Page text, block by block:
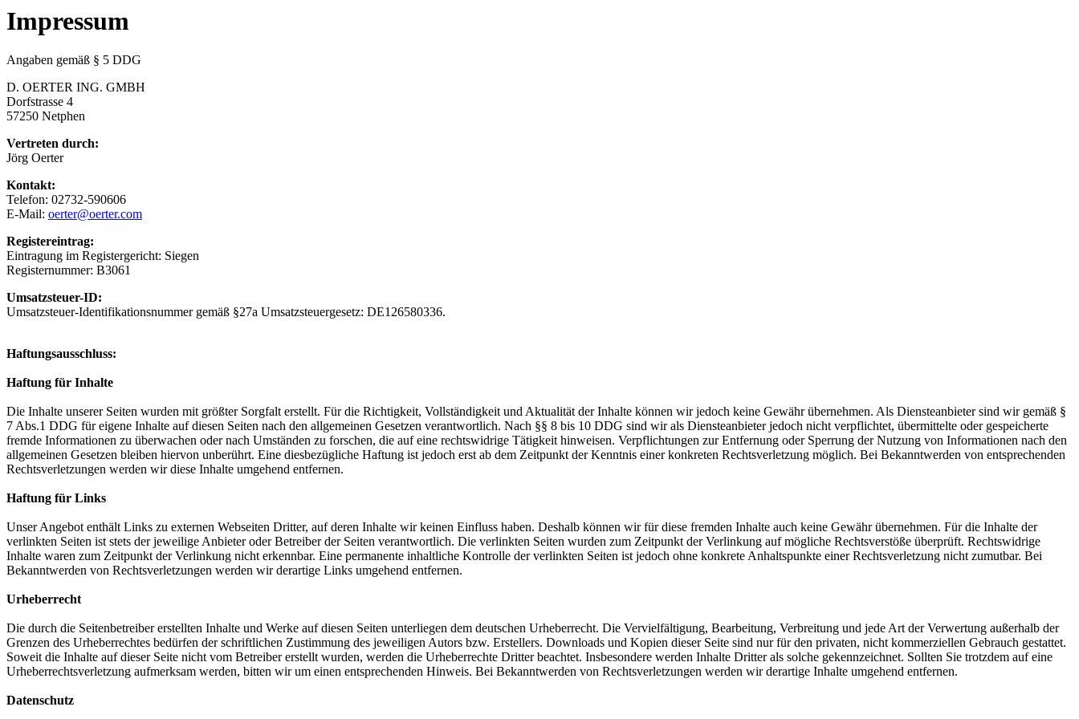
Impressum
Angaben gemäß § 5 DDG
D. OERTER ING. GMBH
Dorfstrasse 4
57250 Netphen
Vertreten durch:
Jörg Oerter
Kontakt:
Telefon: 02732-590606
E-Mail: oerter@oerter.com
Registereintrag:
Eintragung im Registergericht: Siegen
Registernummer: B3061
Umsatzsteuer-ID:
Umsatzsteuer-Identifikationsnummer gemäß §27a Umsatzsteuergesetz: DE126580336.
Haftungsausschluss:
Haftung für Inhalte
Die Inhalte unserer Seiten wurden mit größter Sorgfalt erstellt. Für die Richtigkeit, Vollständigkeit und Aktualität der Inhalte können wir jedoch keine Gewähr übernehmen. Als Diensteanbieter sind wir gemäß §
7 Abs.1 DDG für eigene Inhalte auf diesen Seiten nach den allgemeinen Gesetzen verantwortlich. Nach §§ 8 bis 10 DDG sind wir als Diensteanbieter jedoch nicht verpflichtet, übermittelte oder gespeicherte
fremde Informationen zu überwachen oder nach Umständen zu forschen, die auf eine rechtswidrige Tätigkeit hinweisen. Verpflichtungen zur Entfernung oder Sperrung der Nutzung von Informationen nach den
allgemeinen Gesetzen bleiben hiervon unberührt. Eine diesbezügliche Haftung ist jedoch erst ab dem Zeitpunkt der Kenntnis einer konkreten Rechtsverletzung möglich. Bei Bekanntwerden von entsprechenden
Rechtsverletzungen werden wir diese Inhalte umgehend entfernen.
Haftung für Links
Unser Angebot enthält Links zu externen Webseiten Dritter, auf deren Inhalte wir keinen Einfluss haben. Deshalb können wir für diese fremden Inhalte auch keine Gewähr übernehmen. Für die Inhalte der
verlinkten Seiten ist stets der jeweilige Anbieter oder Betreiber der Seiten verantwortlich. Die verlinkten Seiten wurden zum Zeitpunkt der Verlinkung auf mögliche Rechtsverstöße überprüft. Rechtswidrige
Inhalte waren zum Zeitpunkt der Verlinkung nicht erkennbar. Eine permanente inhaltliche Kontrolle der verlinkten Seiten ist jedoch ohne konkrete Anhaltspunkte einer Rechtsverletzung nicht zumutbar. Bei
Bekanntwerden von Rechtsverletzungen werden wir derartige Links umgehend entfernen.
Urheberrecht
Die durch die Seitenbetreiber erstellten Inhalte und Werke auf diesen Seiten unterliegen dem deutschen Urheberrecht. Die Vervielfältigung, Bearbeitung, Verbreitung und jede Art der Verwertung außerhalb der
Grenzen des Urheberrechtes bedürfen der schriftlichen Zustimmung des jeweiligen Autors bzw. Erstellers. Downloads und Kopien dieser Seite sind nur für den privaten, nicht kommerziellen Gebrauch gestattet.
Soweit die Inhalte auf dieser Seite nicht vom Betreiber erstellt wurden, werden die Urheberrechte Dritter beachtet. Insbesondere werden Inhalte Dritter als solche gekennzeichnet. Sollten Sie trotzdem auf eine
Urheberrechtsverletzung aufmerksam werden, bitten wir um einen entsprechenden Hinweis. Bei Bekanntwerden von Rechtsverletzungen werden wir derartige Inhalte umgehend entfernen.
Datenschutz